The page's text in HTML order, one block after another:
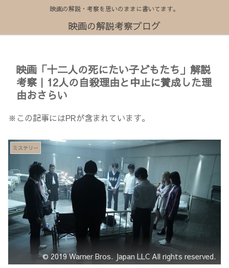
映画の解説・考察を思いのままに書いてます。
映画の解説考察ブログ
映画「十二人の死にたい子どもたち」解説
考察｜12人の自殺理由と中止に賛成した理
由おさらい
※この記事にはPRが含まれています。
ミステリー
© 2019 Warner Bros. Japan LLC All rights reserved.